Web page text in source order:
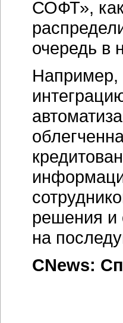
СОФТ»,
очередь в
Например,
решения и
на
CNews: